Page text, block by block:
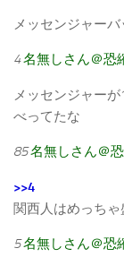
メッセンジャー
4名無しさん＠恐
メッセンジャー
べってたな
85名無しさん＠
>>4
関西人はめっち
5名無しさん＠恐